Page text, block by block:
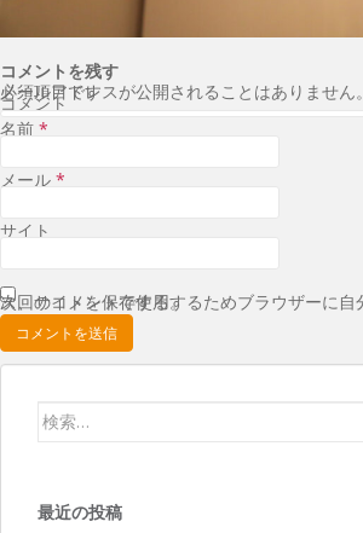
コメントを残す
メールアドレスが公開されることはありません。
が付いている欄は必須項目です
コメント
名前 *
メール *
サイト
次回のコメントで使用するためブラウザーに自分の名前、メールアドレス、サイトを保存する。
最近の投稿